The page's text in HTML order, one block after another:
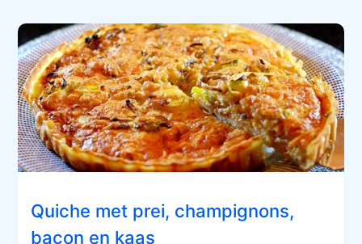
Quiche met prei, champignons,
bacon en kaas